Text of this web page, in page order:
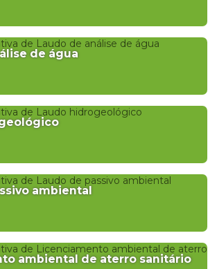
de água
ambiental
ambiental de aterro sanitário